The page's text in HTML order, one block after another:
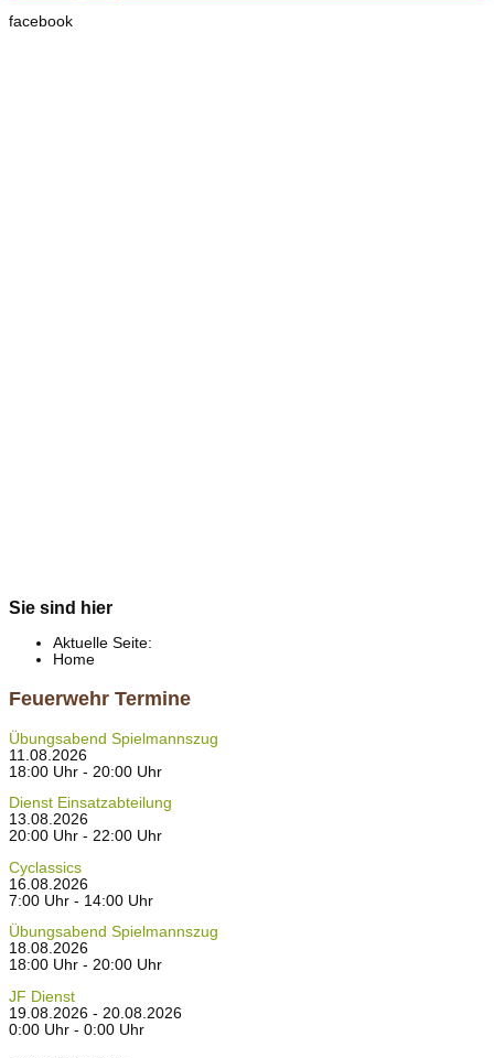
facebook
Sie sind hier
Aktuelle Seite:
Home
Feuerwehr Termine
Übungsabend Spielmannszug
11.08.2026
18:00 Uhr - 20:00 Uhr
Dienst Einsatzabteilung
13.08.2026
20:00 Uhr - 22:00 Uhr
Cyclassics
16.08.2026
7:00 Uhr - 14:00 Uhr
Übungsabend Spielmannszug
18.08.2026
18:00 Uhr - 20:00 Uhr
JF Dienst
19.08.2026 - 20.08.2026
0:00 Uhr - 0:00 Uhr